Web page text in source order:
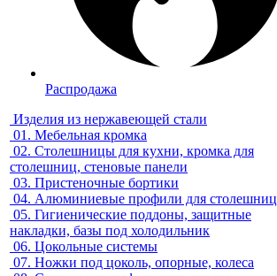
Распродажа
Изделия из нержавеющей стали
01. Мебельная кромка
02. Столешницы для кухни, кромка для
столешниц, стеновые панели
03. Пристеночные бортики
04. Алюминиевые профили для столешниц
05. Гигиенические поддоны, защитные
накладки, базы под холодильник
06. Цокольные системы
07. Ножки под цоколь, опорные, колеса